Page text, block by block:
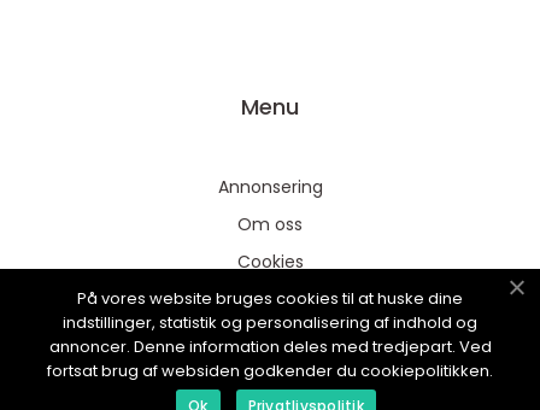
Menu
Annonsering
Om oss
Cookies
Kontakta oss
Sitemap
På vores website bruges cookies til at huske dine
indstillinger, statistik og personalisering af indhold og
annoncer. Denne information deles med tredjepart. Ved
fortsat brug af websiden godkender du cookiepolitikken.
Ok Privatlivspolitik